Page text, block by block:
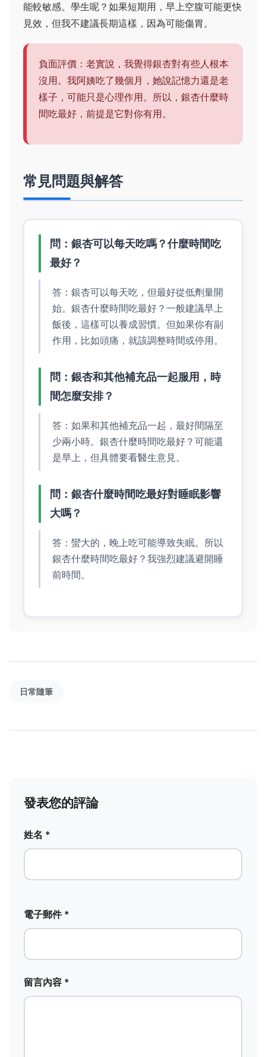
能較敏感。學生呢？如果短期用，早上空腹可能更快
見效，但我不建議長期這樣，因為可能傷胃。
負面評價：老實說，我覺得銀杏對有些人根本
沒用。我阿姨吃了幾個月，她說記憶力還是老
樣子，可能只是心理作用。所以，銀杏什麼時
間吃最好，前提是它對你有用。
常見問題與解答
問：銀杏可以每天吃嗎？什麼時間吃
最好？
答：銀杏可以每天吃，但最好從低劑量開
始。銀杏什麼時間吃最好？一般建議早上
飯後，這樣可以養成習慣。但如果你有副
作用，比如頭痛，就該調整時間或停用。
問：銀杏和其他補充品一起服用，時
間怎麼安排？
答：如果和其他補充品一起，最好間隔至
少兩小時。銀杏什麼時間吃最好？可能還
是早上，但具體要看醫生意見。
問：銀杏什麼時間吃最好對睡眠影響
大嗎？
答：蠻大的，晚上吃可能導致失眠。所以
銀杏什麼時間吃最好？我強烈建議避開睡
前時間。
日常隨筆
發表您的評論
姓名 *
電子郵件 *
留言內容 *